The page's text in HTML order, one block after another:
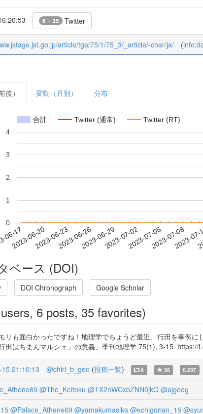
6 + 35 Twitter
article/tga/75/1/75_3/_article/-char/ja/ (
後） 変動（月別） 分布
合計 Twitter (通常) Twitter (RT)
06-17
2023-06-202023-06-232023-06-262023-06-292023-07-022023-07-052023-07-08
2023-
0
1
2
3
4
ベース (DOI)
DOI Chronograph Google Scholar
6 posts, 35 favorites)
リも面白かったですね！地理学でちょうど最近、行田を事例
田はちまんマルシェ」の意義」季刊地理学 75(1), 3-15. https://
21:10:13 @chiri_b_geo (投稿一覧) 6 35 0.237
@The_Keitoku @TX2nWCxbZNN0jkQ @ajgeog
@Palace_Athene69 @yamakumasika @echigorian_15